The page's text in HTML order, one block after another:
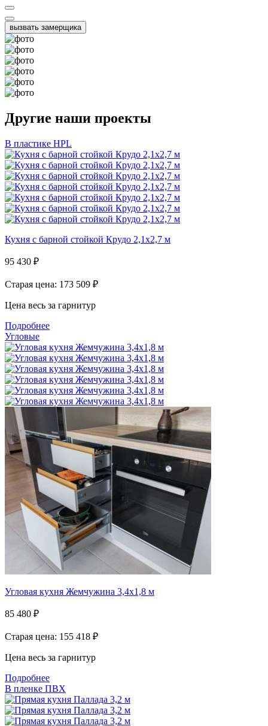
вызвать замерщика
Другие наши проекты
В пластике HPL
Кухня с барной стойкой Крудо 2,1х2,7 м
95 430 ₽
Старая цена: 173 509 ₽
Цена весь за гарнитур
Подробнее
Угловые
Угловая кухня Жемчужина 3,4х1,8 м
85 480 ₽
Старая цена: 155 418 ₽
Цена весь за гарнитур
Подробнее
В пленке ПВХ